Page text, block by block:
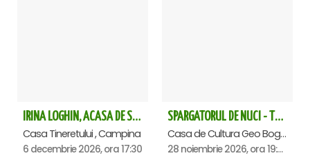
IRINA LOGHIN, ACASA DE SARBATORI, IMPREUNA CU INVITATII SAI - Campina
Casa Tineretului , Campina
6 decembrie 2026, ora 17:30
SPARGATORUL DE NUCI - Turneu National - Campina
Casa de Cultura Geo Bogza, Campina
28 noiembrie 2026, ora 19:00